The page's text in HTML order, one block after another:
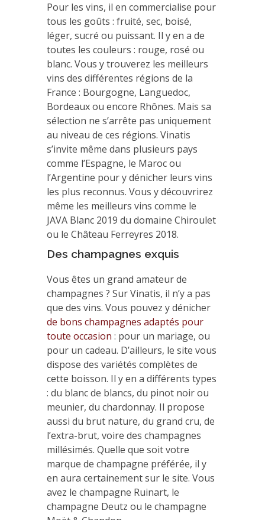
Pour les vins, il en commercialise pour
tous les goûts : fruité, sec, boisé,
léger, sucré ou puissant. Il y en a de
toutes les couleurs : rouge, rosé ou
blanc. Vous y trouverez les meilleurs
vins des différentes régions de la
France : Bourgogne, Languedoc,
Bordeaux ou encore Rhônes. Mais sa
sélection ne s’arrête pas uniquement
au niveau de ces régions. Vinatis
s’invite même dans plusieurs pays
comme l’Espagne, le Maroc ou
l’Argentine pour y dénicher leurs vins
les plus reconnus. Vous y découvrirez
même les meilleurs vins comme le
JAVA Blanc 2019 du domaine Chiroulet
ou le Château Ferreyres 2018.
Des champagnes exquis
Vous êtes un grand amateur de
champagnes ? Sur Vinatis, il n’y a pas
que des vins. Vous pouvez y dénicher
de bons champagnes adaptés pour
toute occasion : pour un mariage, ou
pour un cadeau. D’ailleurs, le site vous
dispose des variétés complètes de
cette boisson. Il y en a différents types
: du blanc de blancs, du pinot noir ou
meunier, du chardonnay. Il propose
aussi du brut nature, du grand cru, de
l’extra-brut, voire des champagnes
millésimés. Quelle que soit votre
marque de champagne préférée, il y
en aura certainement sur le site. Vous
avez le champagne Ruinart, le
champagne Deutz ou le champagne